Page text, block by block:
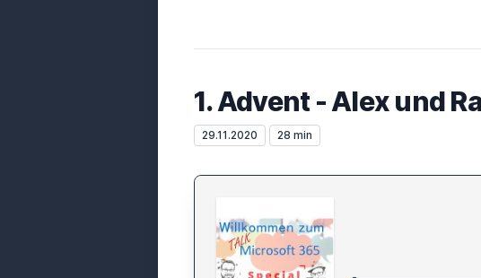
1. Advent - Alex und
29.11.2020 28 min